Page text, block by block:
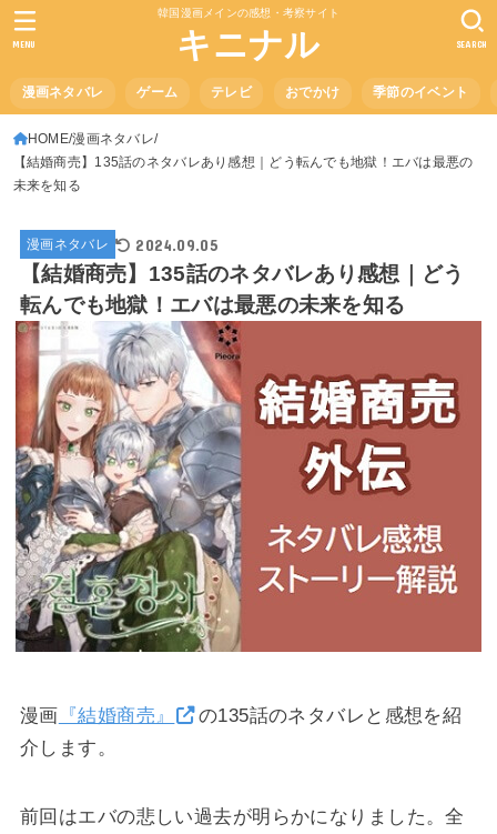
韓国漫画メインの感想・考察サイト
キニナル
漫画ネタバレ ゲーム テレビ おでかけ 季節のイベント
SEARCH
MENU
HOME 漫画ネタバレ
【結婚商売】135話のネタバレあり感想｜どう転んでも地獄！エバは最悪の
未来を知る
漫画ネタバレ 2024.09.05
【結婚商売】135話のネタバレあり感想｜どう
転んでも地獄！エバは最悪の未来を知る
漫画 『結婚商売』
の135話のネタバレと感想を紹
介します。
前回はエバの悲しい過去が明らかになりました。全